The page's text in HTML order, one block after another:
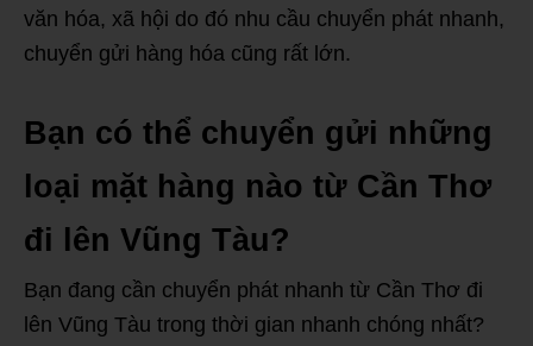
văn hóa, xã hội do đó nhu cầu chuyển phát nhanh,
chuyển gửi hàng hóa cũng rất lớn.
Bạn có thể chuyển gửi những
loại mặt hàng nào từ Cần Thơ
đi lên Vũng Tàu?
Bạn đang cần chuyển phát nhanh từ Cần Thơ đi
lên Vũng Tàu trong thời gian nhanh chóng nhất?